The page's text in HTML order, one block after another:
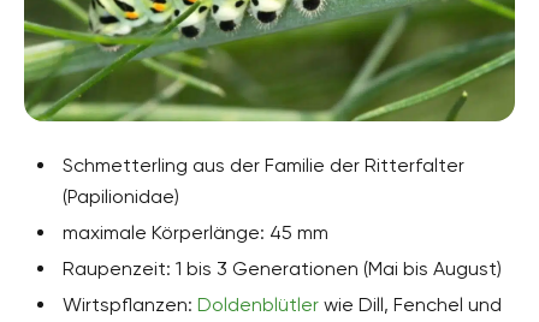
Schmetterling aus der Familie der Ritterfalter
(Papilionidae)
maximale Körperlänge: 45 mm
Raupenzeit: 1 bis 3 Generationen (Mai bis August)
Wirtspflanzen: Doldenblütler wie Dill, Fenchel und